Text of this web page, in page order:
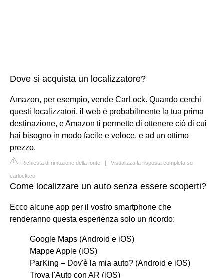
Dove si acquista un localizzatore?
Amazon, per esempio, vende CarLock. Quando cerchi
questi localizzatori, il web è probabilmente la tua prima
destinazione, e Amazon ti permette di ottenere ciò di cui
hai bisogno in modo facile e veloce, e ad un ottimo
prezzo.
Richiesta di rimozione della fonte | Visualizza la risposta completa su
carlock.co
Come localizzare un auto senza essere scoperti?
Ecco alcune app per il vostro smartphone che
renderanno questa esperienza solo un ricordo:
Google Maps (Android e iOS)
Mappe Apple (iOS)
ParKing – Dov'è la mia auto? (Android e iOS)
Trova l'Auto con AR (iOS)